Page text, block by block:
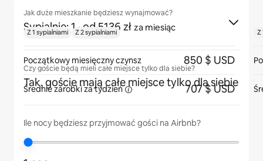
Jak duże mieszkanie będziesz wynajmować?
Sypialnie: 1 · od 5136 zł za miesiąc
Czy goście będą mieli całe miejsce tylko dla siebie?
Tak, goście mają całe miejsce tylko dla siebie
Ile nocy będziesz przyjmować gości na Airbnb?
Z 1 sypialniami Z 2 sypialniami
Początkowy miesięczny czynsz 850 $ USD
Średnie zarobki zatydzień 707 $ USD
Z